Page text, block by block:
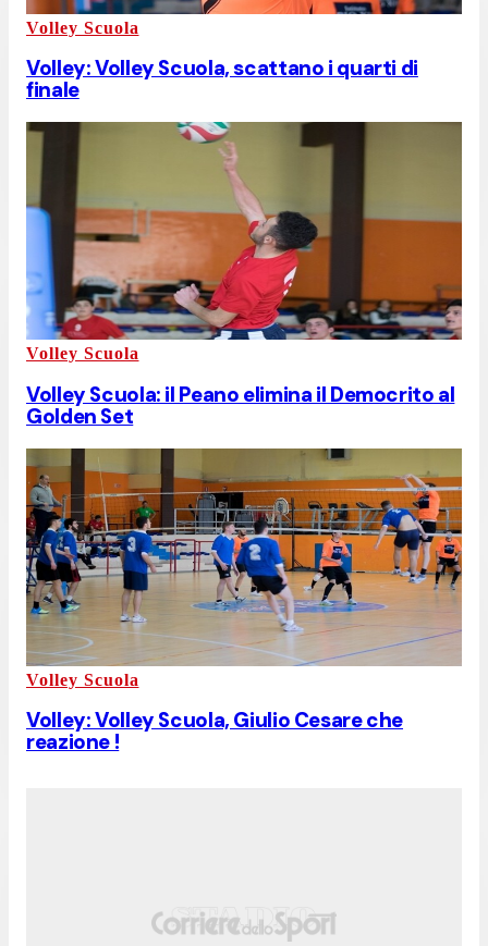
Volley Scuola
Volley: Volley Scuola, scattano i quarti di
finale
Volley Scuola
Volley Scuola: il Peano elimina il Democrito al
Golden Set
Volley Scuola
Volley: Volley Scuola, Giulio Cesare che
reazione !